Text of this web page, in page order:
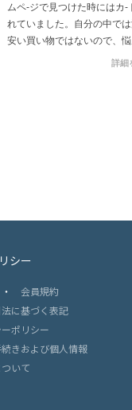
詳細
ムペ-ジで見つけた時にはカ-
れていました。自分の中で
安い買い物ではないので、
に購入させて頂きました。商
ば購入させて頂きます！
シー
会員規約
に基づく表記
ポリシー
きおよび個人情報
いて